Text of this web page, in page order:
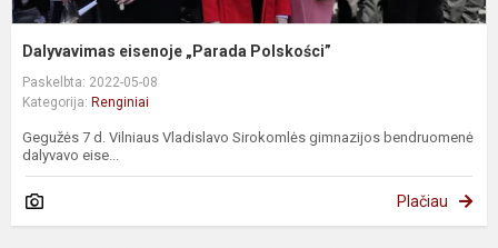
Dalyvavimas eisenoje „Parada Polskości”
Paskelbta: 2022-05-08
Kategorija: Renginiai
Gegužės 7 d. Vilniaus Vladislavo Sirokomlės gimnazijos bendruomenė
dalyvavo eise...
Plačiau